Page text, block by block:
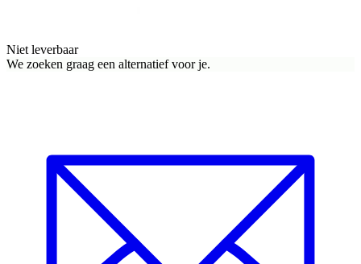
Niet leverbaar
We zoeken graag een alternatief voor je.